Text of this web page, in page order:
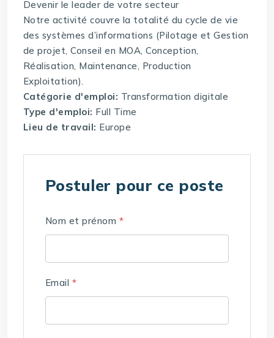
Devenir le leader de votre secteur
Notre activité couvre la totalité du cycle de vie
des systèmes d’informations (Pilotage et Gestion
de projet, Conseil en MOA, Conception,
Réalisation, Maintenance, Production
Exploitation).
Catégorie d'emploi: Transformation digitale
Type d'emploi: Full Time
Lieu de travail: Europe
Postuler pour ce poste
Nom et prénom *
Email *